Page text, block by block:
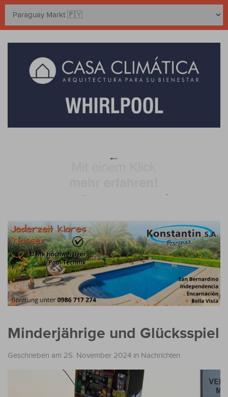
Minderjährige und Glücksspiel
Geschrieben am 25. November 2024 in Nachrichten